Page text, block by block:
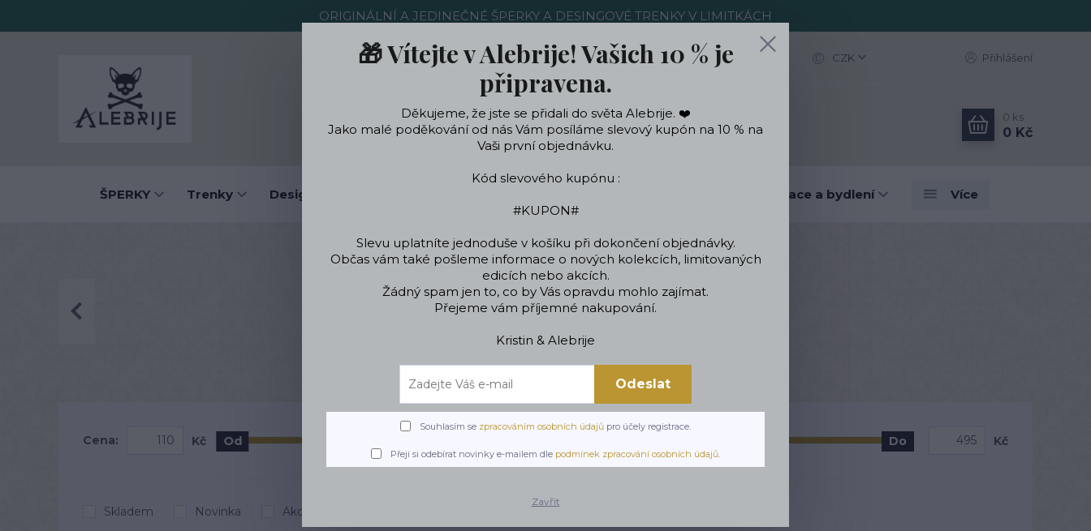
ORIGINÁLNÍ A JEDINEČNÉ ŠPERKY A DESINGOVÉ TRENKY V LIMITKÁCH
Nákup u nás Kontakty Ochrana soukromí Blog CZK Přihlášení
Hledat
0 ks
0 Kč
ŠPERKY Trenky Designové oblečení a doplňky Designové dekorace a bydlení Více
Úvod Designové oblečení a doplňky Designové oblečení Originální punčochy Punčocháče
Punčocháče
Cena: Kč Od Do Kč
Skladem Novinka Akce TOP produkt
🎁 Vítejte v Alebrije! Vašich 10 % je
připravena.
Děkujeme, že jste se přidali do světa Alebrije. ❤️
Jako malé poděkování od nás Vám posíláme slevový kupón na 10 % na
Vaši první objednávku.
Kód slevového kupónu :
#KUPON#
Slevu uplatníte jednoduše v košíku při dokončení objednávky.
Občas vám také pošleme informace o nových kolekcích, limitovaných
edicích nebo akcích.
Žádný spam jen to, co by Vás opravdu mohlo zajímat.
Přejeme vám příjemné nakupování.
Kristin & Alebrije
Odeslat
Souhlasím se zpracováním osobních údajů pro účely registrace.
Přeji si odebírat novinky e-mailem dle podmínek zpracování osobních údajů.
Zavřít